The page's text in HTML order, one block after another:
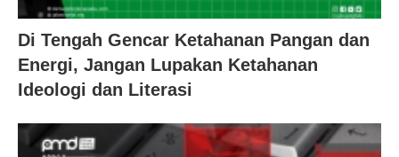
Di Tengah Gencar Ketahanan Pangan dan
Energi, Jangan Lupakan Ketahanan
Ideologi dan Literasi